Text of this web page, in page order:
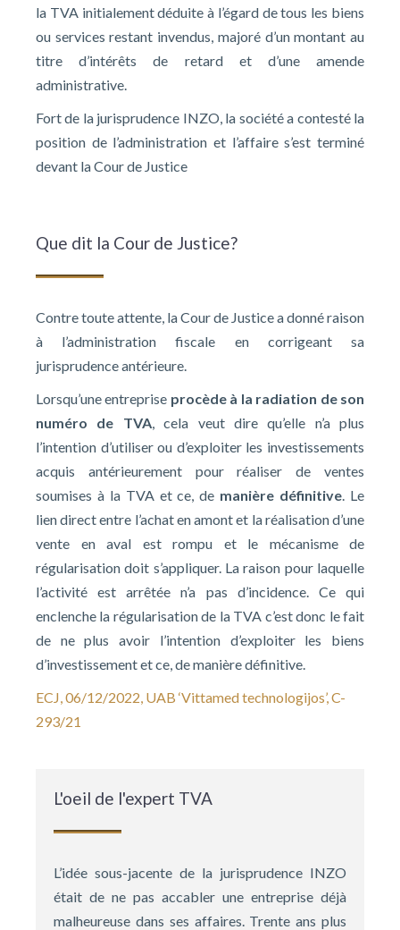
la TVA initialement déduite à l’égard de tous les biens
ou services restant invendus, majoré d’un montant au
titre d’intérêts de retard et d’une amende
administrative.
Fort de la jurisprudence INZO, la société a contesté la
position de l’administration et l’affaire s’est terminé
devant la Cour de Justice
Que dit la Cour de Justice?
Contre toute attente, la Cour de Justice a donné raison
à l’administration fiscale en corrigeant sa
jurisprudence antérieure.
Lorsqu’une entreprise procède à la radiation de son
numéro de TVA, cela veut dire qu’elle n’a plus
l’intention d’utiliser ou d’exploiter les investissements
acquis antérieurement pour réaliser de ventes
soumises à la TVA et ce, de manière définitive . Le
lien direct entre l’achat en amont et la réalisation d’une
vente en aval est rompu et le mécanisme de
régularisation doit s’appliquer. La raison pour laquelle
l’activité est arrêtée n’a pas d’incidence. Ce qui
enclenche la régularisation de la TVA c’est donc le fait
de ne plus avoir l’intention d’exploiter les biens
d’investissement et ce, de manière définitive.
ECJ, 06/12/2022, UAB ‘Vittamed technologijos’, C-
293/21
L'oeil de l'expert TVA
L’idée sous-jacente de la jurisprudence INZO
était de ne pas accabler une entreprise déjà
malheureuse dans ses affaires. Trente ans plus